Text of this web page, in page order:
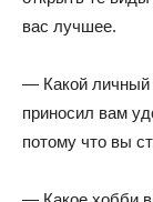
вас лучшее.
— Какой личный
приносил вам
потому что вы